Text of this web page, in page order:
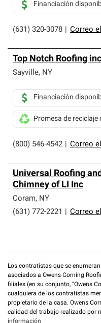
(631) 320-3078 Correo
Financiación
Top Notch Roofing
Sayville, NY
(800) 546-4542 Correo
Financiación
Promesa de reciclaje
Universal Roofing
Chimney of LI Inc
Coram, NY
(631) 772-2221
Correo
Los contratistas que se
asociados a Owens Corning
filiales (en su conjunto, “Owens
cualquiera de los contratistas
propietario de la casa. Owens
calidad del trabajo realizado por
información